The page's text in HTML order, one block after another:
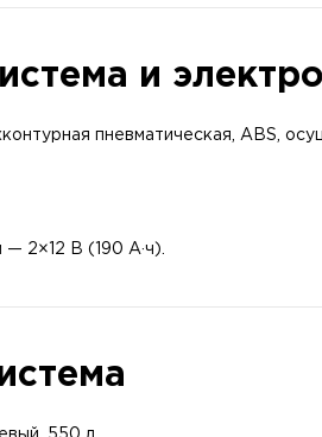
и
пневматическая, ABS,
2×12 В (190 А·ч).